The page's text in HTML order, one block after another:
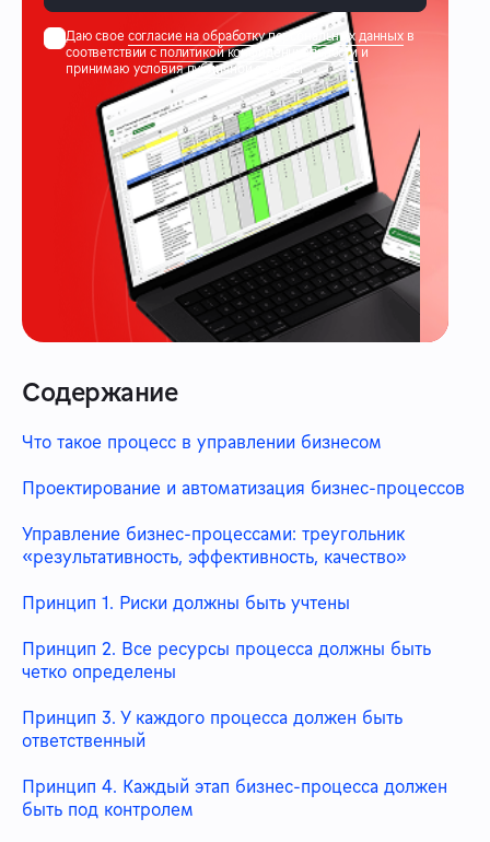
Даю свое согласие на обработку персональных данных в
соответствии сполитикой конфиденциальностии
принимаю условияпубличной оферты
Содержание
Что такое процесс в управлении бизнесом
Проектирование и автоматизация бизнес-процессов
Управление бизнес-процессами: треугольник
«результативность, эффективность, качество»
Принцип 1. Риски должны быть учтены
Принцип 2. Все ресурсы процесса должны быть
четко определены
Принцип 3. У каждого процесса должен быть
ответственный
Принцип 4. Каждый этап бизнес-процесса должен
быть под контролем